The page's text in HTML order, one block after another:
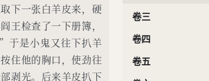
下一张白羊皮来，硬
检查了一下册簿，
于是小鬼又往下扒羊
住他的胸口，使劲往
剥光。后来羊皮扒下
卷三
卷四
卷五